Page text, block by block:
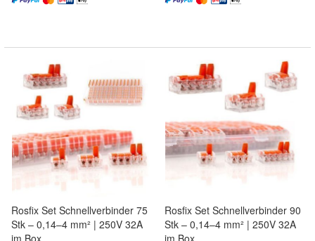
Rosfix Set Schnellverbinder 75
Stk – 0,14–4 mm² | 250V 32A
im Box
Rosfix Set Schnellverbinder 90
Stk – 0,14–4 mm² | 250V 32A
im Box